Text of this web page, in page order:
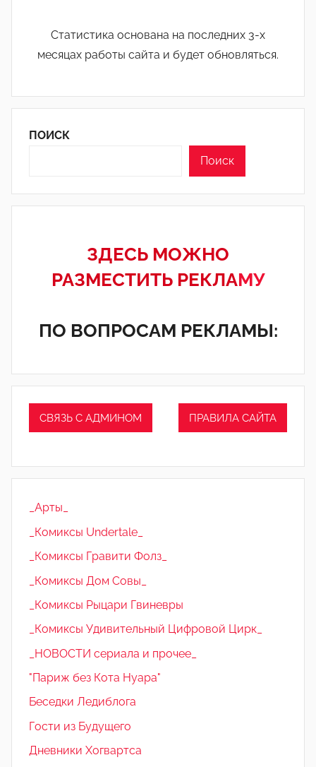
Статистика основана на последних 3-х
месяцах работы сайта и будет обновляться.
ПОИСК
Поиск
ЗДЕСЬ МОЖНО
РАЗМЕСТИТЬ РЕКЛАМУ
ПО ВОПРОСАМ РЕКЛАМЫ:
СВЯЗЬ С АДМИНОМ ПРАВИЛА САЙТА
_Арты_
_Комиксы Undertale_
_Комиксы Гравити Фолз_
_Комиксы Дом Совы_
_Комиксы Рыцари Гвиневры
_Комиксы Удивительный Цифровой Цирк_
_НОВОСТИ сериала и прочее_
"Париж без Кота Нуара"
Беседки Ледиблога
Гости из Будущего
Дневники Хогвартса